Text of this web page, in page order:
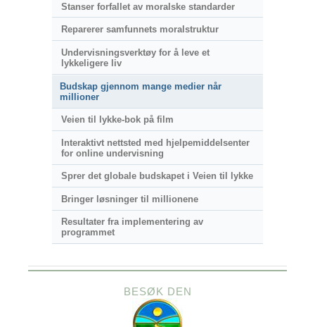
Stanser forfallet av moralske standarder
Reparerer samfunnets moralstruktur
Undervisningsverktøy for å leve et
lykkeligere liv
Budskap gjennom mange medier når
millioner
Veien til lykke-bok på film
Interaktivt nettsted med hjelpemiddelsenter
for online undervisning
Sprer det globale budskapet i Veien til lykke
Bringer løsninger til millionene
Resultater fra implementering av
programmet
BESØK DEN